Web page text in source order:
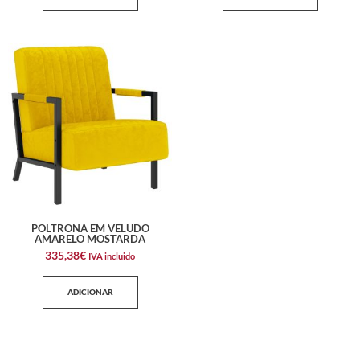
POLTRONA EM VELUDO
AMARELO MOSTARDA
335,38€ IVA incluido
ADICIONAR